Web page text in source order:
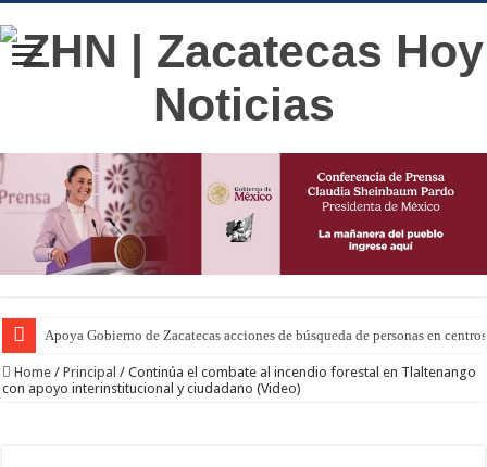
Apoya Gobierno de Zacatecas acciones de búsqueda de personas en
Home / Principal / Continúa el combate al incendio forestal en Tlaltenango
con apoyo interinstitucional y ciudadano (Video)